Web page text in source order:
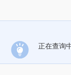
正在查询